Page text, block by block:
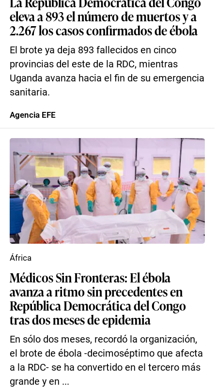
eleva a 893 el número de muertos y a
2.267 los casos confirmados de ébola
El brote ya deja 893 fallecidos en cinco
provincias del este de la RDC, mientras
Uganda avanza hacia el fin de su emergencia
sanitaria.
Agencia EFE
Médicos Sin Fronteras: El ébola
avanza a ritmo sin precedentes en
República Democrática del Congo
tras dos meses de epidemia
En sólo dos meses, recordó la organización,
el brote de ébola -decimoséptimo que afecta
a la RDC- se ha convertido en el tercero más
grande y en ...
África